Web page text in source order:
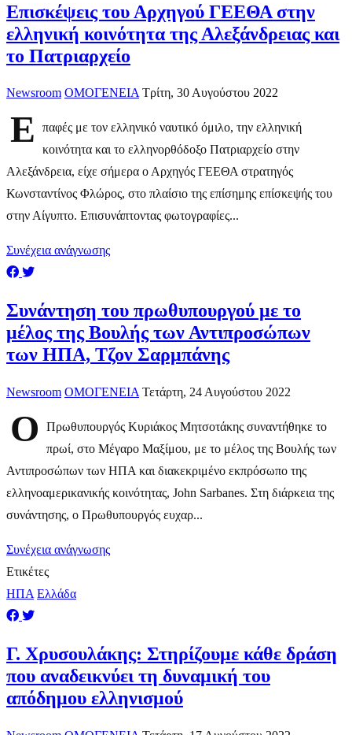
Επισκέψεις του Αρχηγού ΓΕΕΘΑ στην
ελληνική κοινότητα της Αλεξάνδρειας και
το Πατριαρχείο
Newsroom ΟΜΟΓΕΝΕΙΑ Τρίτη, 30 Αυγούστου 2022
Ε
παφές με τον ελληνικό ναυτικό όμιλο, την ελληνική
κοινότητα και το ελληνορθόδοξο Πατριαρχείο στην
Αλεξάνδρεια, είχε σήμερα ο Αρχηγός ΓΕΕΘΑ στρατηγός
Κωνσταντίνος Φλώρος, στο πλαίσιο της επίσημης επίσκεψής του
στην Αίγυπτο. Επισυνάπτοντας φωτογραφίες...
Συνέχεια ανάγνωσης
Συνάντηση του πρωθυπουργού με το
μέλος της Βουλής των Αντιπροσώπων
των ΗΠΑ, Τζον Σαρμπάνης
Newsroom ΟΜΟΓΕΝΕΙΑ Τετάρτη, 24 Αυγούστου 2022
Ο
Πρωθυπουργός Κυριάκος Μητσοτάκης συναντήθηκε το
πρωί, στο Μέγαρο Μαξίμου, με το μέλος της Βουλής των
Αντιπροσώπων των ΗΠΑ και διακεκριμένο εκπρόσωπο της
ελληνοαμερικανικής κοινότητας, John Sarbanes. Στη διάρκεια της
συνάντησης, ο Πρωθυπουργός ευχαρ...
Συνέχεια ανάγνωσης
Ετικέτες
ΗΠΑ Ελλάδα
Γ. Χρυσουλάκης: Στηρίζουμε κάθε δράση
που αναδεικνύει τη δυναμική του
απόδημου ελληνισμού